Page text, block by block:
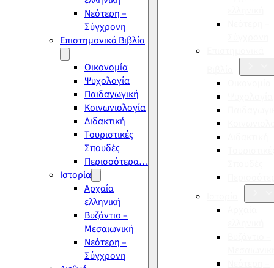
Νεότερη –
Σύγχρονη
Επιστημονικά Βιβλία
Οικονομία
Ψυχολογία
Παιδαγωγική
Κοινωνιολογία
Διδακτική
Τουριστικές
Σπουδές
Περισσότερα…
Ιστορία
Αρχαία
ελληνική
Βυζάντιο –
Μεσαιωνική
Νεότερη –
Σύγχρονη